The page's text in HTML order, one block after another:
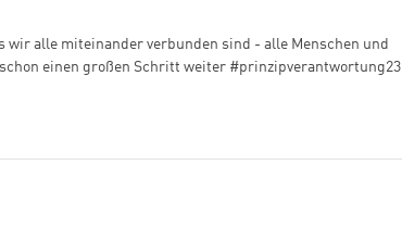
wir alle miteinander verbunden sind - alle Menschen und
einen großen Schritt weiter #prinzipverantwortung23